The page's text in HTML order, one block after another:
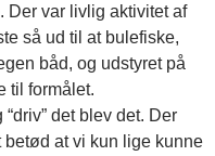
Der var livlig aktivitet af
så ud til at bulefiske,
båd, og udstyret på
til formålet.
det blev det. Der
at vi kun lige kunne